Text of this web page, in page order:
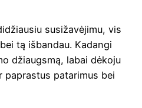
susi­ža­vė­ji­mu, vis
tą išban­dau. Kadan­gi
džiaugs­mą, labai dėko­ju
papras­tus pata­ri­mus bei